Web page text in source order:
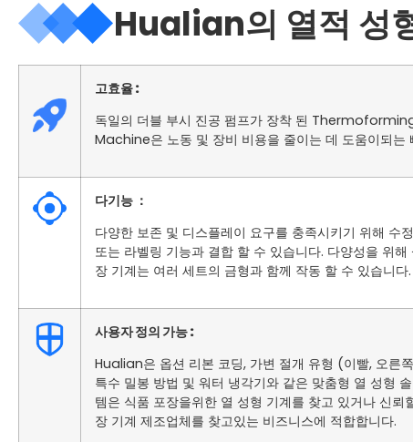
Hualian의 열적 성
고효율 :
독일의 더블 부시 진공 펌프가 장착 된
Machine은 노동 및 장비 비용을 줄이는 데 도움이되는
다기능 ：
다양한 보존 및 디스플레이 요구를 충족시키기 위해 수
또는 라벨링 기능과 결합 할 수 있습니다. 다양성을 위
장 기계는 여러 세트의 금형과 함께 작동 할 수 있습니다.
사용자 정의 가능 :
Hualian은 옵션 리본 코딩, 가변 절개 유형 (이빨, 오른
특수 밀봉 방법 및 워터 냉각기와 같은 맞춤형 열 성형
템은 식품 포장을위한 열 성형 기계를 찾고 있거나 신뢰
장 기계 제조업체를 찾고있는 비즈니스에 적합합니다.